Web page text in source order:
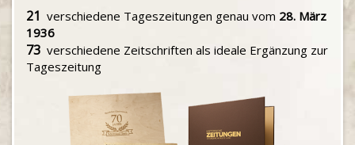
21 verschiedene Tageszeitungen genau vom 28. März
1936
73 verschiedene Zeitschriften als ideale Ergänzung zur
Tageszeitung